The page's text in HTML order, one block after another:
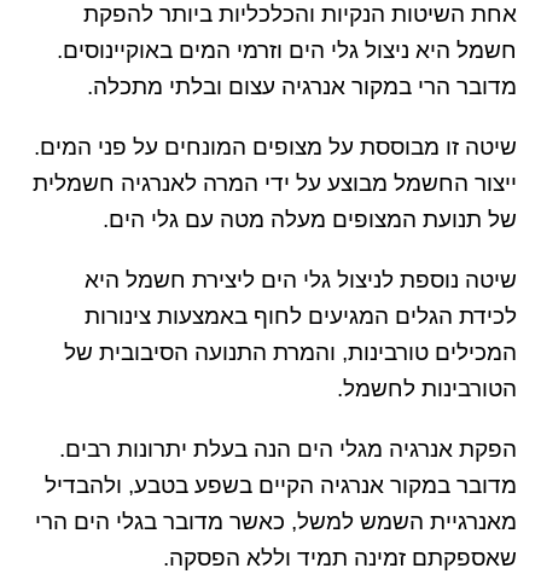
אחת השיטות הנקיות והכלכליות ביותר להפקת
חשמל היא ניצול גלי הים וזרמי המים באוקיינוסים.
מדובר הרי במקור אנרגיה עצום ובלתי מתכלה.
שיטה זו מבוססת על מצופים המונחים על פני המים.
ייצור החשמל מבוצע על ידי המרה לאנרגיה חשמלית
של תנועת המצופים מעלה מטה עם גלי הים.
שיטה נוספת לניצול גלי הים ליצירת חשמל היא
לכידת הגלים המגיעים לחוף באמצעות צינורות
המכילים טורבינות, והמרת התנועה הסיבובית של
הטורבינות לחשמל.
הפקת אנרגיה מגלי הים הנה בעלת יתרונות רבים.
מדובר במקור אנרגיה הקיים בשפע בטבע, ולהבדיל
מאנרגיית השמש למשל, כאשר מדובר בגלי הים הרי
שאספקתם זמינה תמיד וללא הפסקה.